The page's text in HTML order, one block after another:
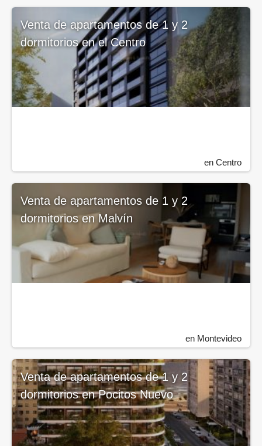
Venta de apartamentos de 1 y 2
dormitorios en el Centro
en Centro
Venta de apartamentos de 1 y 2
dormitorios en Malvín
en Montevideo
Venta de apartamentos de 1 y 2
dormitorios en Pocitos Nuevo